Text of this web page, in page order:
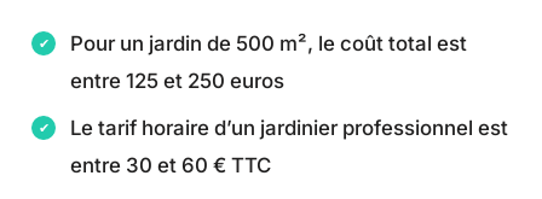
Pour un jardin de 500 m², le coût total est
entre 125 et 250 euros
Le tarif horaire d’un jardinier professionnel est
entre 30 et 60 € TTC